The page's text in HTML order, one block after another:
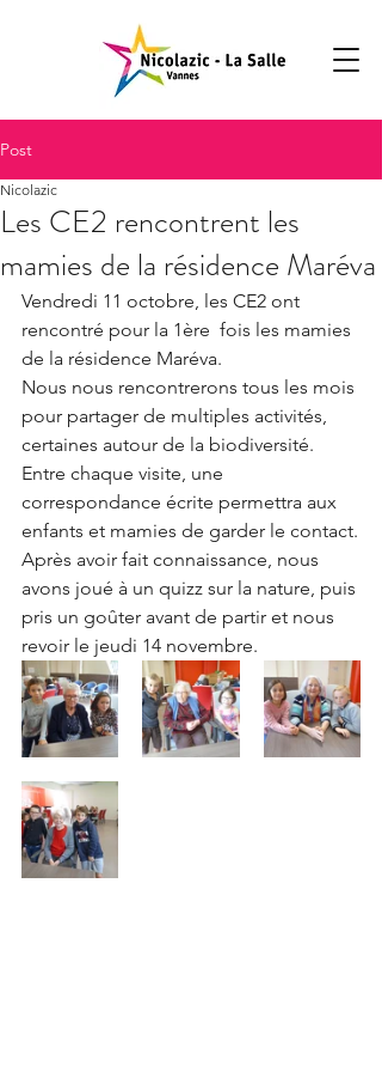
Post
Les CE2 rencontrent les
mamies de la résidence Maréva
Nicolazic
Vendredi 11 octobre, les CE2 ont
rencontré pour la 1ère  fois les mamies
de la résidence Maréva.
Nous nous rencontrerons tous les mois
pour partager de multiples activités,
certaines autour de la biodiversité.
Entre chaque visite, une
correspondance écrite permettra aux
enfants et mamies de garder le contact.
Après avoir fait connaissance, nous
avons joué à un quizz sur la nature, puis
pris un goûter avant de partir et nous
revoir le jeudi 14 novembre.